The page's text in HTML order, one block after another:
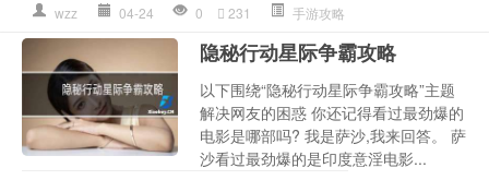
wzz 04-24 0 231 手游攻略
隐秘行动星际争霸攻略
以下围绕“隐秘行动星际争霸攻略”主题
解决网友的困惑 你还记得看过最劲爆的
电影是哪部吗? 我是萨沙,我来回答。 萨
沙看过最劲爆的是印度意淫电影...